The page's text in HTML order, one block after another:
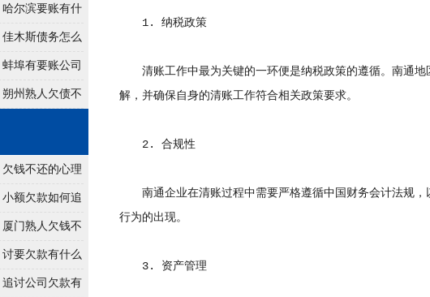
么呢？
哈尔滨要账有什
法手段？2026年
追账方式总结！
佳木斯债务怎么
呢？2026年成功
就用这2招
蚌埠有要账公司
2026年这3个方
朔州熟人欠债不
变活
欠钱不还的心理
么？读懂欠款人
态催收事半功倍
小额欠款如何追
厦门熟人欠钱不
2026年合法秘
讨要欠款有什么
法
追讨公司欠款有
1. 纳税政策
清账工作中最为关键的一环便是纳税政策的遵循。南通地
解，并确保自身的清账工作符合相关政策要求。
2. 合规性
南通企业在清账过程中需要严格遵循中国财务会计法规，
行为的出现。
3. 资产管理